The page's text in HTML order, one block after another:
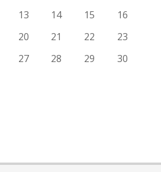
13 14 15
16
20 21 22
23
27 28 29
30